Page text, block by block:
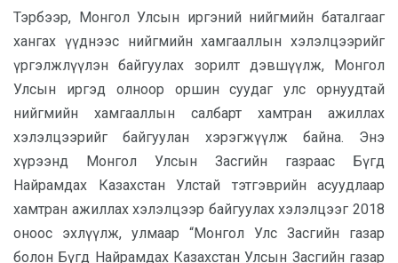
Тэрбээр, Монгол Улсын иргэний нийгмийн баталгааг
хангах үүднээс нийгмийн хамгааллын хэлэлцээрийг
үргэлжлүүлэн байгуулах зорилт дэвшүүлж, Монгол
Улсын иргэд олноор оршин суудаг улс орнуудтай
нийгмийн хамгааллын салбарт хамтран ажиллах
хэлэлцээрийг байгуулан хэрэгжүүлж байна. Энэ
хүрээнд Монгол Улсын Засгийн газраас Бүгд
Найрамдах Казахстан Улстай тэтгэврийн асуудлаар
хамтран ажиллах хэлэлцээр байгуулах хэлэлцээг 2018
оноос эхлүүлж, улмаар “Монгол Улс Засгийн газар
болон Бүгд Найрамдах Казахстан Улсын Засгийн газар